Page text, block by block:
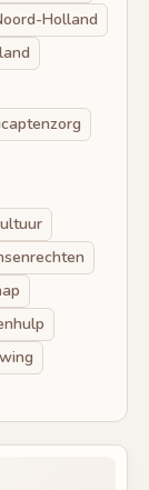
Holland